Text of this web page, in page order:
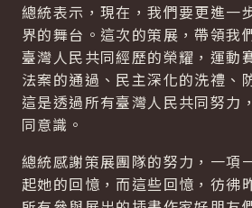
總統表示，現在，我們要更進一
界的舞台。這次的策展，帶領我
臺灣人民共同經歷的榮耀，運動
法案的通過、民主深化的洗禮、
這是透過所有臺灣人民共同努力
同意識。
總統感謝策展團隊的努力，一項
起她的回憶，而這些回憶，彷彿